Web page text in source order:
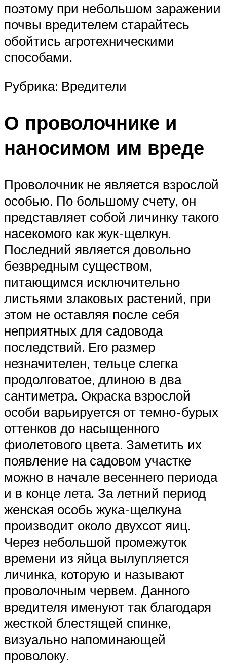
поэтому при небольшом заражении
почвы вредителем старайтесь
обойтись агротехническими
способами.
Рубрика: Вредители
О проволочнике и
наносимом им вреде
Проволочник не является взрослой
особью. По большому счету, он
представляет собой личинку такого
насекомого как жук-щелкун.
Последний является довольно
безвредным существом,
питающимся исключительно
листьями злаковых растений, при
этом не оставляя после себя
неприятных для садовода
последствий. Его размер
незначителен, тельце слегка
продолговатое, длиною в два
сантиметра. Окраска взрослой
особи варьируется от темно-бурых
оттенков до насыщенного
фиолетового цвета. Заметить их
появление на садовом участке
можно в начале весеннего периода
и в конце лета. За летний период
женская особь жука-щелкуна
производит около двухсот яиц.
Через небольшой промежуток
времени из яйца вылупляется
личинка, которую и называют
проволочным червем. Данного
вредителя именуют так благодаря
жесткой блестящей спинке,
визуально напоминающей
проволоку.